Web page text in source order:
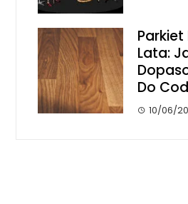
Parkiet
Lata:
Do
10/06/